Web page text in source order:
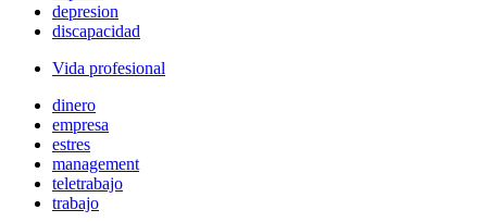
depresion
discapacidad
Vida profesional
dinero
empresa
estres
management
teletrabajo
trabajo